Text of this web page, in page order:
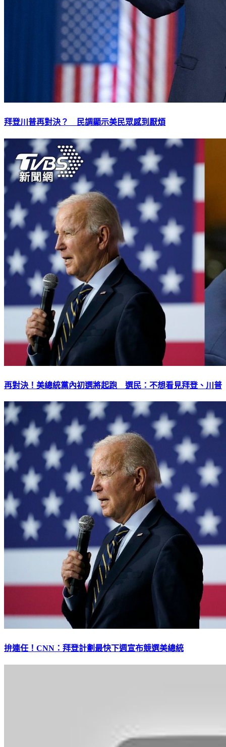
拜登川普再對決？ 民調顯示美民眾感到厭煩
再對決！美總統黨內初選將起跑 選民：不想看見拜登、川普
拚連任！CNN：拜登計劃最快下週宣布競選美總統